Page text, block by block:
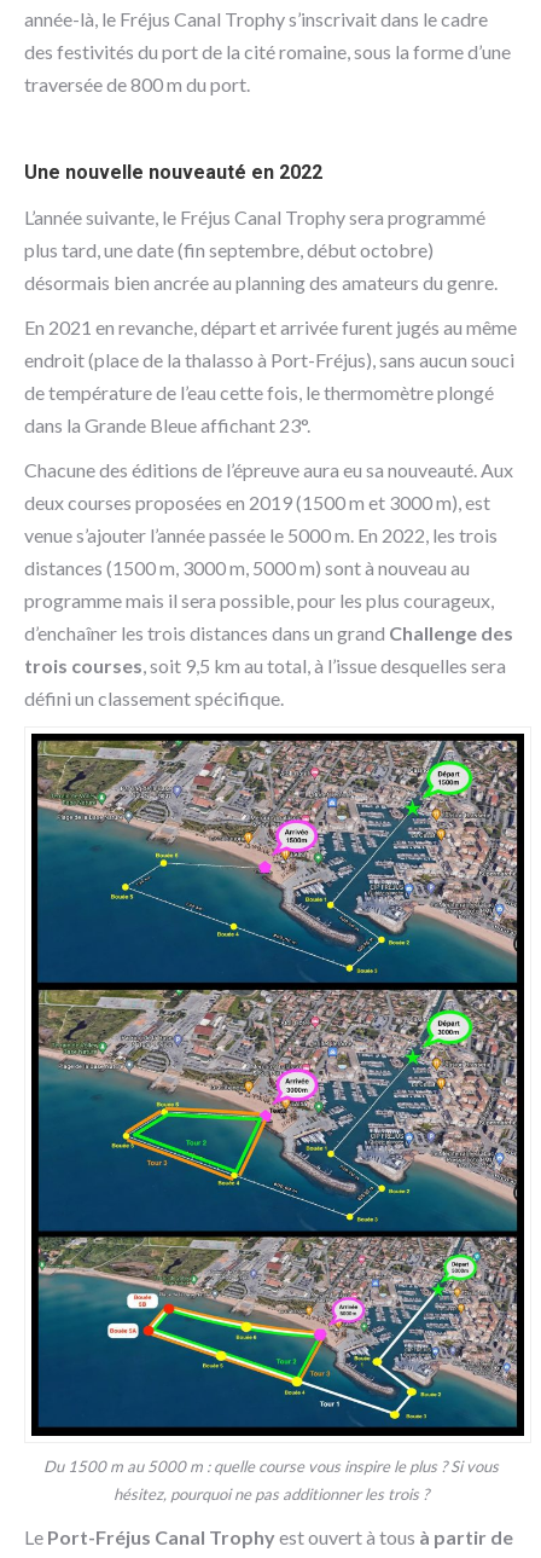
année-là, le Fréjus Canal Trophy s’inscrivait dans le cadre
des festivités du port de la cité romaine, sous la forme d’une
traversée de 800 m du port.
Une nouvelle nouveauté en 2022
L’année suivante, le Fréjus Canal Trophy sera programmé
plus tard, une date (fin septembre, début octobre)
désormais bien ancrée au planning des amateurs du genre.
En 2021 en revanche, départ et arrivée furent jugés au même
endroit (place de la thalasso à Port-Fréjus), sans aucun souci
de température de l’eau cette fois, le thermomètre plongé
dans la Grande Bleue affichant 23°.
Chacune des éditions de l’épreuve aura eu sa nouveauté. Aux
deux courses proposées en 2019 (1500 m et 3000 m), est
venue s’ajouter l’année passée le 5000 m. En 2022, les trois
distances (1500 m, 3000 m, 5000 m) sont à nouveau au
programme mais il sera possible, pour les plus courageux,
d’enchaîner les trois distances dans un grand Challenge des
trois courses, soit 9,5 km au total, à l’issue desquelles sera
défini un classement spécifique.
Du 1500 m au 5000 m : quelle course vous inspire le plus ? Si vous
hésitez, pourquoi ne pas additionner les trois ?
Le Port-Fréjus Canal Trophyest ouvert à tous à partir de